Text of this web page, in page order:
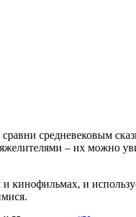
средневековым
– их можно
и